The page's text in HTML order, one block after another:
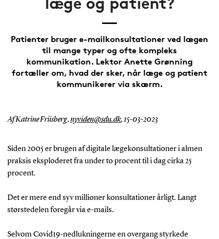
Patienter bruger e-mailkonsultationer ved lægen
til mange typer og ofte kompleks
kommunikation. Lektor Anette Grønning
fortæller om, hvad der sker, når læge og patient
kommunikerer via skærm.
Af Katrine Friisberg,nyviden@sdu.dk,15-03-2023
Siden 2005 er brugen af digitale lægekonsultationer i almen
praksis eksploderet fra under to procent til i dag cirka 25
procent.
Det er mere end syv millioner konsultationer årligt. Langt
størstedelen foregår via e-mails.
Selvom Covid19-nedlukningerne en overgang styrkede